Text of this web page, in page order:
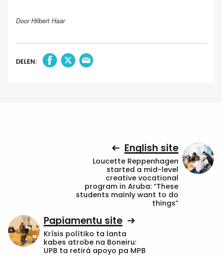
Door Hilbert Haar
DELEN:
English site
Loucette Reppenhagen
started a mid-level
creative vocational
program in Aruba: “These
students mainly want to do
things”
Papiamentu site
Krísis polítiko ta lanta
kabes atrobe na Boneiru:
UPB ta retirá apoyo pa MPB